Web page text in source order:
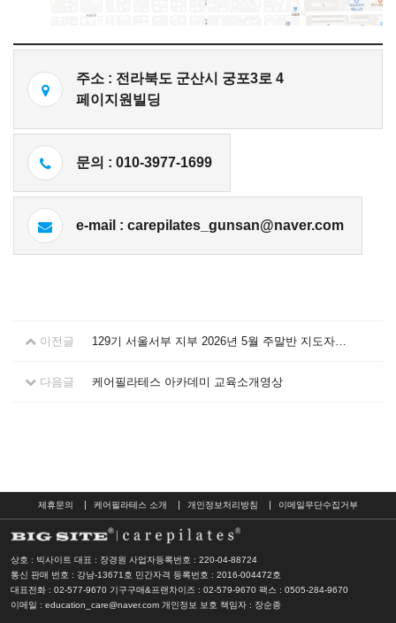
주소 : 전라북도 군산시 궁포3로 4
페이지원빌딩
문의 : 010-3977-1699
e-mail : carepilates_gunsan@naver.com
이전글 129기 서울서부 지부 2026년 5월 주말반 지도자교육 안내 [모집중]
다음글 케어필라테스 아카데미 교육소개영상
제휴문의 케어필라테스 소개 개인정보처리방침 이메일무단수집거부
상호 : 빅사이트 대표 : 장경원 사업자등록번호 : 220-04-88724
통신 판매 번호 : 강남-13671호 민간자격 등록번호 : 2016-004472호
대표전화 : 02-577-9670 기구구매&프랜차이즈 : 02-579-9670 팩스 : 0505-284-9670
이메일 : education_care@naver.com 개인정보 보호 책임자 : 장순종